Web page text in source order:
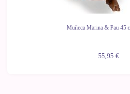
Muñeca Marina & Pau 45
55,95 €